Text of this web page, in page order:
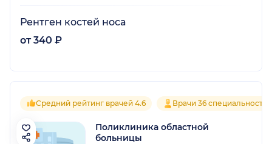
Рентген костей носа
от 340 ₽
Средний рейтинг врачей 4.6 Врачи 36 специальностей
Поликлиника областной
больницы